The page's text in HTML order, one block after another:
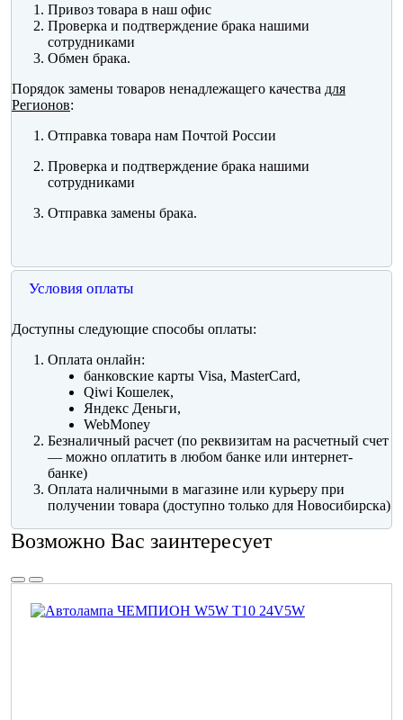
Привоз товара в наш офис
Проверка и подтверждение брака нашими
сотрудниками
Обмен брака.
Порядок замены товаров ненадлежащего качества для
Регионов:
Отправка товара нам Почтой России
Проверка и подтверждение брака нашими
сотрудниками
Отправка замены брака.
Условия оплаты
Доступны следующие способы оплаты:
Оплата онлайн:
банковские карты Visa, MasterCard,
Qiwi Кошелек,
Яндекс Деньги,
WebMoney
Безналичный расчет (по реквизитам на расчетный счет
— можно оплатить в любом банке или интернет-
банке)
Оплата наличными в магазине или курьеру при
получении товара (доступно только для Новосибирска)
Возможно Вас заинтересует